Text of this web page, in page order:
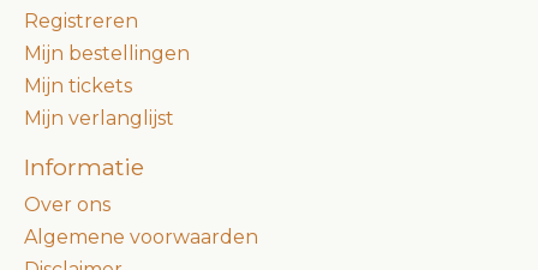
Registreren
Mijn bestellingen
Mijn tickets
Mijn verlanglijst
Informatie
Over ons
Algemene voorwaarden